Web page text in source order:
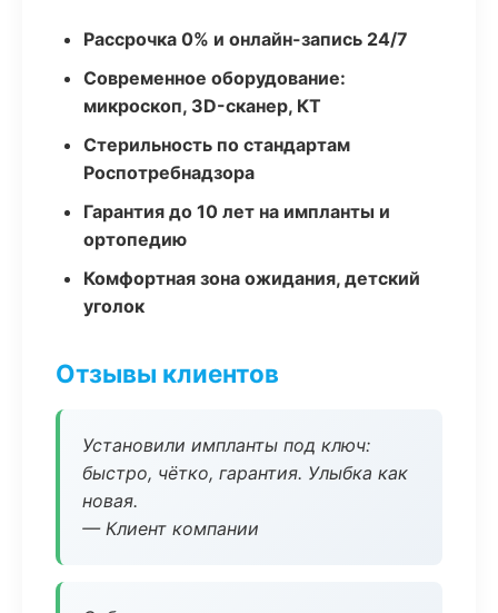
Рассрочка 0% и онлайн-запись 24/7
Современное оборудование:
микроскоп, 3D-сканер, КТ
Стерильность по стандартам
Роспотребнадзора
Гарантия до 10 лет на импланты и
ортопедию
Комфортная зона ожидания, детский
уголок
Отзывы клиентов
Установили импланты под ключ:
быстро, чётко, гарантия. Улыбка как
новая.
— Клиент компании